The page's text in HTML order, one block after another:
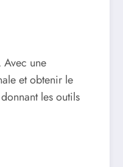
Avec une
et obtenir le
les outils